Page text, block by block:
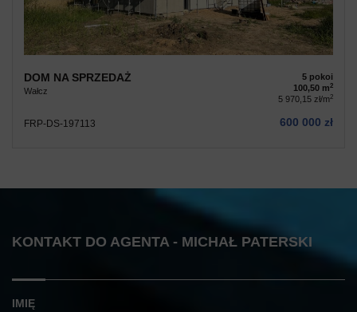
DOM NA SPRZEDAŻ
Wałcz
5 pokoi
100,50 m2
5 970,15 zł/m2
FRP-DS-197113 600 000 zł
KONTAKT DO AGENTA - MICHAŁ PATERSKI
IMIĘ